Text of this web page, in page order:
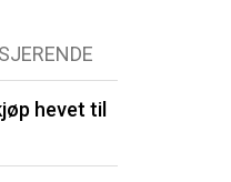
hevet til